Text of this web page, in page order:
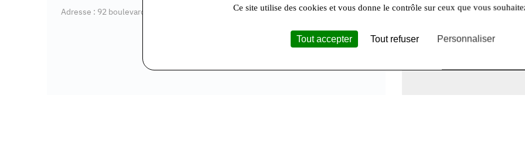
Adresse : 92 boulevard Aristide Briand, 91600 SavignyCe site utilise des cookies et vous donne le contrôle sur ceux que vous
Tout accepter Tout refuser Personnaliser